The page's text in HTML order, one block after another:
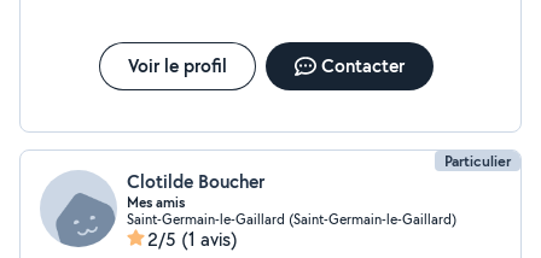
Voir le profil Contacter
Particulier
Clotilde Boucher
Mes amis
Saint-Germain-le-Gaillard (Saint-Germain-le-Gaillard)
2/5 (1 avis)